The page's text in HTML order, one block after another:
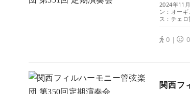
2024年11
ン：オー
ス：チェ
0｜ 0
関西フ